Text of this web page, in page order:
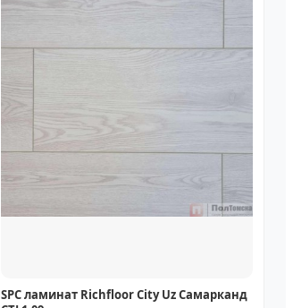
SPC ламинат Richfloor City Uz Самарканд